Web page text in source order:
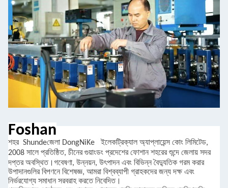
Foshan
শহর Shundeজেলা DongNiKe
ইলেকট্রিক্যাল অ্যাপ্লায়েন্স কোং লিমিটেড,
2008 সালে প্রতিষ্ঠিত, চীনের গুয়াংডং প্রদেশের ফোশান শহরের শুন্দে জেলায় সদর
দপ্তর অবস্থিত। গবেষণা, উন্নয়ন, উৎপাদন এবং বিভিন্ন বৈদ্যুতিক গরম করার
উপাদানগুলির বিপণনে বিশেষজ্ঞ, আমরা বিশ্বব্যাপী গ্রাহকদের জন্য দক্ষ এবং
নির্ভরযোগ্য সমাধান সরবরাহ করতে নিবেদিত।